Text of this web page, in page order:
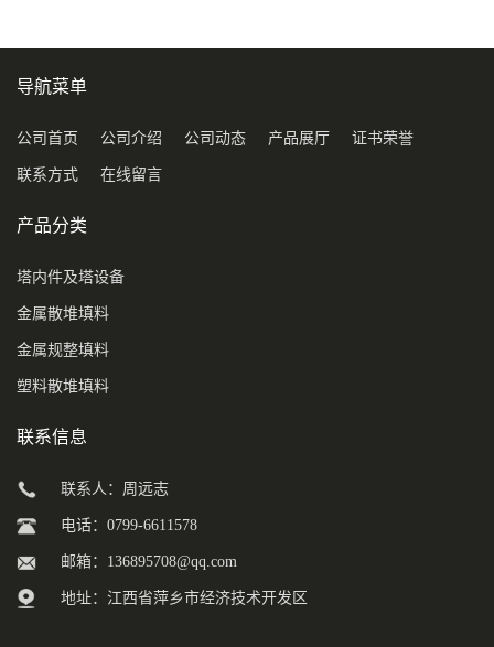
导航菜单
公司首页 公司介绍 公司动态 产品展厅 证书荣誉
联系方式 在线留言
产品分类
塔内件及塔设备
金属散堆填料
金属规整填料
塑料散堆填料
联系信息
联系人：周远志
电话：0799-6611578
邮箱： 136895708@qq.com
地址：江西省萍乡市经济技术开发区